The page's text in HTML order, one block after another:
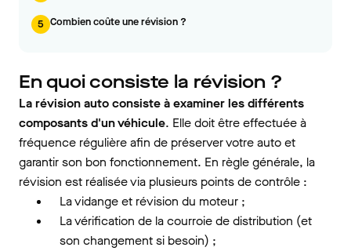
5 Combien coûte une révision ?
En quoi consiste la révision ?
La révision auto consiste à examiner les différents
composants d'un véhicule. Elle doit être effectuée à
fréquence régulière afin de préserver votre auto et
garantir son bon fonctionnement. En règle générale, la
révision est réalisée via plusieurs points de contrôle :
La vidange et révision du moteur ;
La vérification de la courroie de distribution (et
son changement si besoin) ;